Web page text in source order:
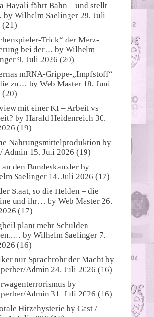
Hayali fährt Bahn – und stellt
by Wilhelm Saelinger 29. Juli
(21)
Trick“ der Merz-
bei der… by Wilhelm
9. Juli 2026 (20)
mRNA-Grippe-„Impfstoff“
zu… by Web Master 18. Juni
(20)
mit einer KI – Arbeit vs
by Harald Heidenreich 30.
(19)
Nahrungsmittelproduktion by
Admin 15. Juli 2026 (19)
den Bundeskanzler by
Saelinger 14. Juli 2026 (17)
Staat, so die Helden – die
und ihr… by Web Master 26.
(17)
plant mehr Schulden –
by Wilhelm Saelinger 7.
(16)
nur Sprachrohr der Macht by
Admin 24. Juli 2026 (16)
by
Admin 31. Juli 2026 (16)
Hitzehysterie by Gast /